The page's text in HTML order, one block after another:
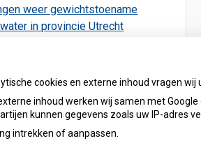
weer gewichtstoename
in provincie Utrecht
cookies en externe inhoud vragen wij
inhoud werken wij samen met
kunnen gegevens zoals uw IP-adres
intrekken of aanpassen.